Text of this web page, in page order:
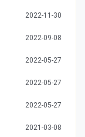
2022-11-30
2022-09-08
2022-05-27
2022-05-27
2022-05-27
2021-03-08